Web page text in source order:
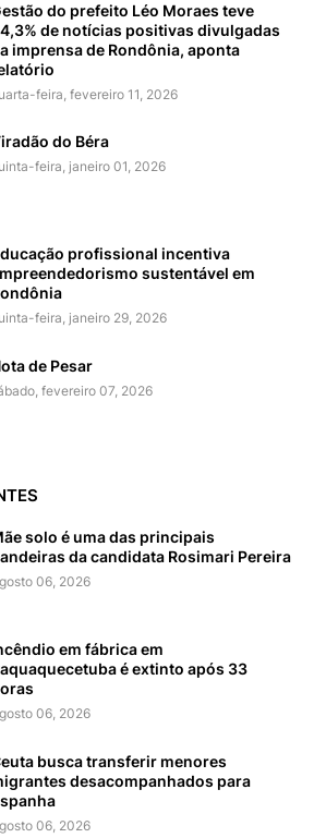
do prefeito Léo Moraes teve
de notícias positivas divulgadas
imprensa de Rondônia, aponta
feira, fevereiro 11, 2026
do Béra
feira, janeiro 01, 2026
profissional incentiva
sustentável em
feira, janeiro 29, 2026
de Pesar
fevereiro 07, 2026
solo é uma das principais
da candidata Rosimari Pereira
06, 2026
em fábrica em
é extinto após 33
06, 2026
busca transferir menores
desacompanhados para
06, 2026